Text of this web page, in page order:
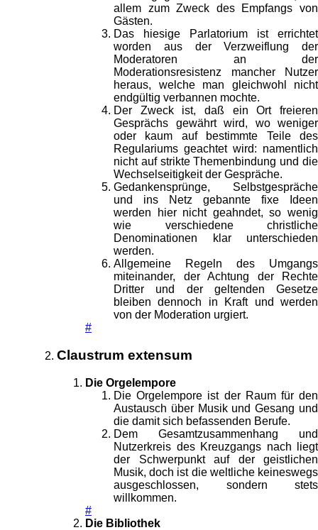
allem zum Zweck des Empfangs von
Gästen.
Das hiesige Parlatorium ist errichtet
worden aus der Verzweiflung der
Moderatoren an der
Moderationsresistenz mancher Nutzer
heraus, welche man gleichwohl nicht
endgültig verbannen mochte.
Der Zweck ist, daß ein Ort freieren
Gesprächs gewährt wird, wo weniger
oder kaum auf bestimmte Teile des
Regulariums geachtet wird: namentlich
nicht auf strikte Themenbindung und die
Wechselseitigkeit der Gespräche.
Gedankensprünge, Selbstgespräche
und ins Netz gebannte fixe Ideen
werden hier nicht geahndet, so wenig
wie verschiedene christliche
Denominationen klar unterschieden
werden.
Allgemeine Regeln des Umgangs
miteinander, der Achtung der Rechte
Dritter und der geltenden Gesetze
bleiben dennoch in Kraft und werden
von der Moderation urgiert.
#
Claustrum extensum
Die Orgelempore
Die Orgelempore ist der Raum für den
Austausch über Musik und Gesang und
die damit sich befassenden Berufe.
Dem Gesamtzusammenhang und
Nutzerkreis des Kreuzgangs nach liegt
der Schwerpunkt auf der geistlichen
Musik, doch ist die weltliche keineswegs
ausgeschlossen, sondern stets
willkommen.
#
Die Bibliothek